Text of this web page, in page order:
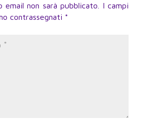
non sarà pubblicato.
I campi
contrassegnati *